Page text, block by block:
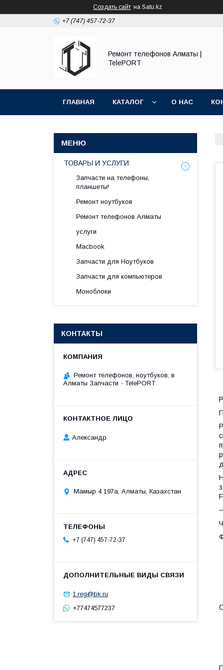
Создать сайт на Satu.kz
+7 (747) 457-72-37
Ремонт телефонов Алматы |
TelePORT
ГЛАВНАЯ КАТАЛОГ О НАС
ТОВАРЫ И УСЛУГИ
Запчасти на телефоны,
планшеты!
Ремонт ноутбуков
Ремонт телефонов Алматы
услуги
Macbook
Запчасти для Ноутбуков
Запчасти для компьютеров
Моноблоки
КОНТАКТЫ
Ремонт телефонов, ноутбуков, в
Алматы Запчасти - TelePORT
Александр
Мамыр 4 197а, Алматы, Казахстан
+7 (747) 457-72-37
1.reg@bk.ru
+77474577237